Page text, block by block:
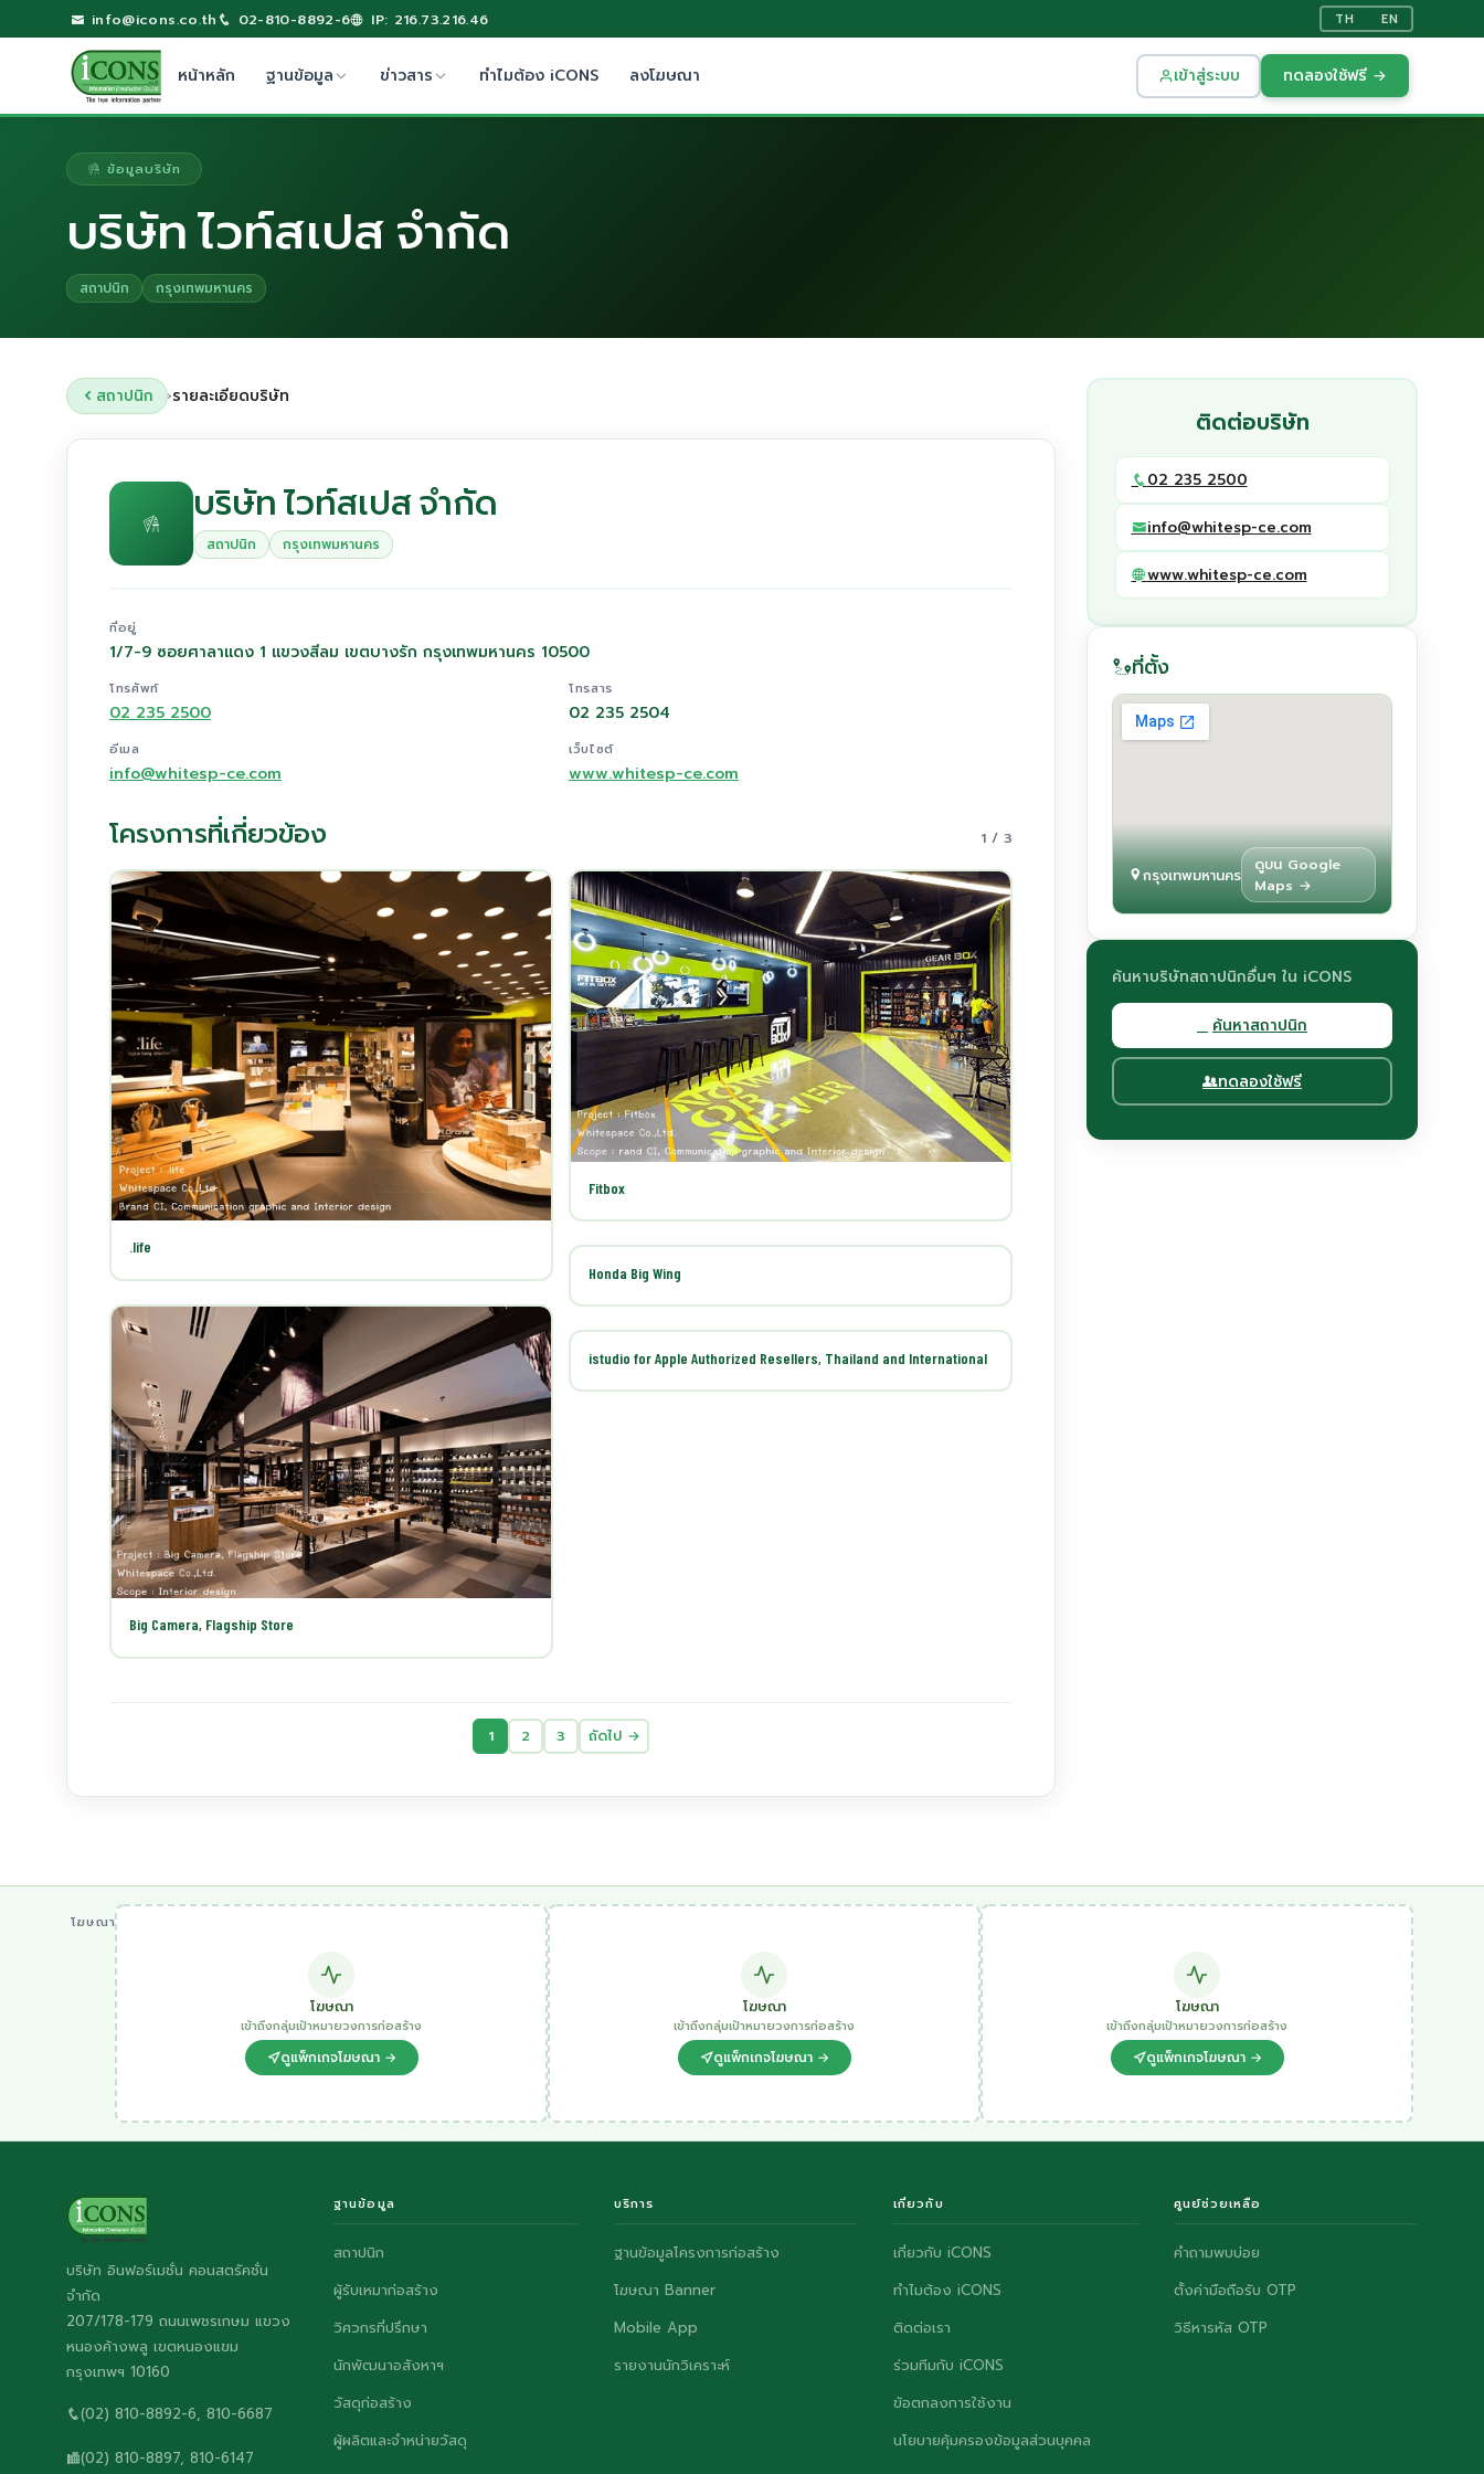
info@icons.co.th 02-810-8892-6 IP: 216.73.216.46 TH EN
หน้าหลัก ฐานข้อมูล ข่าวสาร ทำไมต้อง iCONS ลงโฆษณา เข้าสู่ระบบ ทดลองใช้ฟรี →
ข้อมูลบริษัท
บริษัท ไวท์สเปส จำกัด
สถาปนิก กรุงเทพมหานคร
สถาปนิก ›รายละเอียดบริษัท
บริษัท ไวท์สเปส จำกัด
สถาปนิก กรุงเทพมหานคร
ที่อยู่
1/7-9 ซอยศาลาแดง 1 แขวงสีลม เขตบางรัก กรุงเทพมหานคร 10500
โทรศัพท์
02 235 2500
โทรสาร
02 235 2504
อีเมล
info@whitesp-ce.com
เว็บไซต์
www.whitesp-ce.com
โครงการที่เกี่ยวข้อง 1 / 3
.life
Big Camera, Flagship Store
Fitbox
Honda Big Wing
istudio for Apple Authorized Resellers, Thailand and International
1 2 3 ถัดไป →
ติดต่อบริษัท
02 235 2500
info@whitesp-ce.com
www.whitesp-ce.com
ที่ตั้ง
กรุงเทพมหานคร
ดูบน Google
Maps →
ค้นหาบริษัทสถาปนิกอื่นๆ ใน iCONS
ค้นหาสถาปนิก
ทดลองใช้ฟรี
โฆษณา
โฆษณา
เข้าถึงกลุ่มเป้าหมายวงการก่อสร้าง
ดูแพ็กเกจโฆษณา →
โฆษณา
เข้าถึงกลุ่มเป้าหมายวงการก่อสร้าง
ดูแพ็กเกจโฆษณา →
โฆษณา
เข้าถึงกลุ่มเป้าหมายวงการก่อสร้าง
ดูแพ็กเกจโฆษณา →
บริษัท อินฟอร์เมชั่น คอนสตรัคชั่น
จำกัด
207/178-179 ถนนเพชรเกษม แขวง
หนองค้างพลู เขตหนองแขม
กรุงเทพฯ 10160
(02) 810-8892-6, 810-6687
(02) 810-8897, 810-6147
ฐานข้อมูล
สถาปนิก
ผู้รับเหมาก่อสร้าง
วิศวกรที่ปรึกษา
นักพัฒนาอสังหาฯ
วัสดุก่อสร้าง
ผู้ผลิตและจำหน่ายวัสดุ
บริการ
ฐานข้อมูลโครงการก่อสร้าง
โฆษณา Banner
Mobile App
รายงานนักวิเคราะห์
เกี่ยวกับ
เกี่ยวกับ iCONS
ทำไมต้อง iCONS
ติดต่อเรา
ร่วมทีมกับ iCONS
ข้อตกลงการใช้งาน
นโยบายคุ้มครองข้อมูลส่วนบุคคล
ศูนย์ช่วยเหลือ
คำถามพบบ่อย
ตั้งค่ามือถือรับ OTP
วิธีหารหัส OTP